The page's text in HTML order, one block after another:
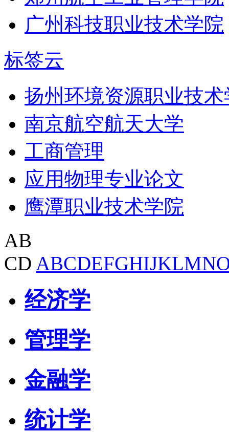
广州科技职业技术学院
标签云
扬州环境资源职业技术
南京航空航天大学
工商管理
应用物理专业论文
鹰潭职业技术学院
AB
CD ABCDEFGHIJKLMN
经济学
管理学
金融学
统计学